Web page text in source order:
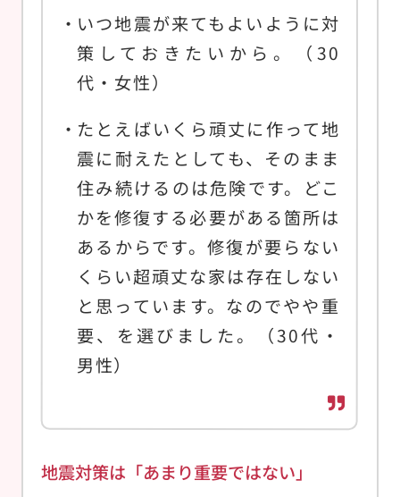
いつ地震が来てもよいように対
策しておきたいから。（30
代・女性）
たとえばいくら頑丈に作って地
震に耐えたとしても、そのまま
住み続けるのは危険です。どこ
かを修復する必要がある箇所は
あるからです。修復が要らない
くらい超頑丈な家は存在しない
と思っています。なのでやや重
要、を選びました。（30代・
男性）
地震対策は「あまり重要ではない」